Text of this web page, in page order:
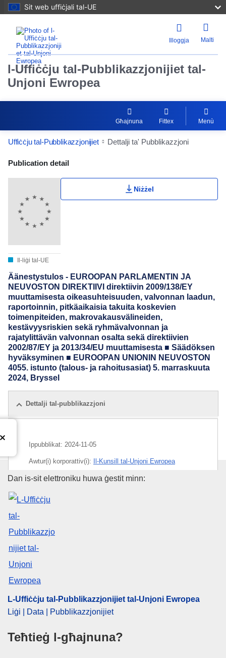
Sit web uffiċjali tal-UE
Illoggja Malti
l-Uffiċċju tal-Pubblikazzjonijiet tal-
Unjoni Ewropea
Għajnuna Fittex Menù
Uffiċċju tal-Pubblikazzjonijiet Dettalji ta' Pubblikazzjoni
Publication Detail Actions Portlet
Publication detail
Il-liġi tal-UE
Niżżel
Äänestystulos - EUROOPAN PARLAMENTIN JA
NEUVOSTON DIREKTIIVI direktiivin 2009/138/EY
muuttamisesta oikeasuhteisuuden, valvonnan laadun,
raportoinnin, pitkäaikaisia takuita koskevien
toimenpiteiden, makrovakausvälineiden,
kestävyysriskien sekä ryhmävalvonnan ja
rajatylittävän valvonnan osalta sekä direktiivien
2002/87/EY ja 2013/34/EU muuttamisesta ■ Säädöksen
hyväksyminen ■ EUROOPAN UNIONIN NEUVOSTON
4055. istunto (talous- ja rahoitusasiat) 5. marraskuuta
2024, Bryssel
Dettalji tal-pubblikazzjoni
Ippubblikat: 2024-11-05
Awtur(i) korporattiv(i): Il-Kunsill tal-Unjoni Ewropea
IMMC : ST 15215 2024 INIT
L-Uffiċċju tal-Pubblikazzjonijiet
Dan is-sit elettroniku huwa ġestit minn:
L-Uffiċċju tal-Pubblikazzjonijiet tal-Unjoni Ewropea
Liġi | Data | Pubblikazzjonijiet
Teħtieġ l-għajnuna?